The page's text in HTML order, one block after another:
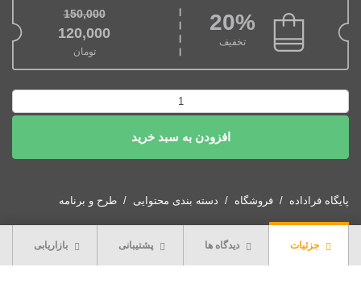
20%
تخفیف
150,000
قیمت اصلی: 150,000تومان بود.
120,000
تومان
قیمت فعلی: 120,000تومان.
طرح
شهر
1395
نقشه‌ها
افزودن به سبد خرید
پایگاه فراداده فروشگاه دسته بندی محتوایی طرح و برنامه
جزئیات دیدگاه ها پشتیبانی بازاریابی